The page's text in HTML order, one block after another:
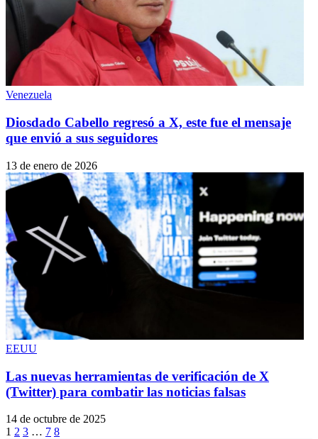
Venezuela
Diosdado Cabello regresó a X, este fue el mensaje
que envió a sus seguidores
13 de enero de 2026
EEUU
Las nuevas herramientas de verificación de X
(Twitter) para combatir las noticias falsas
14 de octubre de 2025
1 2 3 … 7 8